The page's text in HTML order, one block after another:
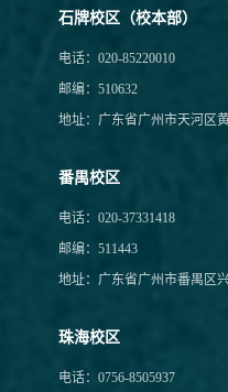
石牌校区（校本部）
电话：020-85220010
邮编：510632
地址：广东省广州市天河区
番禺校区
电话：020-37331418
邮编：511443
地址：广东省广州市番禺区
珠海校区
电话：0756-8505937